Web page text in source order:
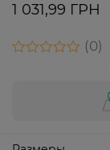
1 031,99 ГРН
0